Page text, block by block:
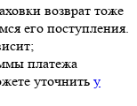
возврат тоже
его поступления.
платежа
уточнить у